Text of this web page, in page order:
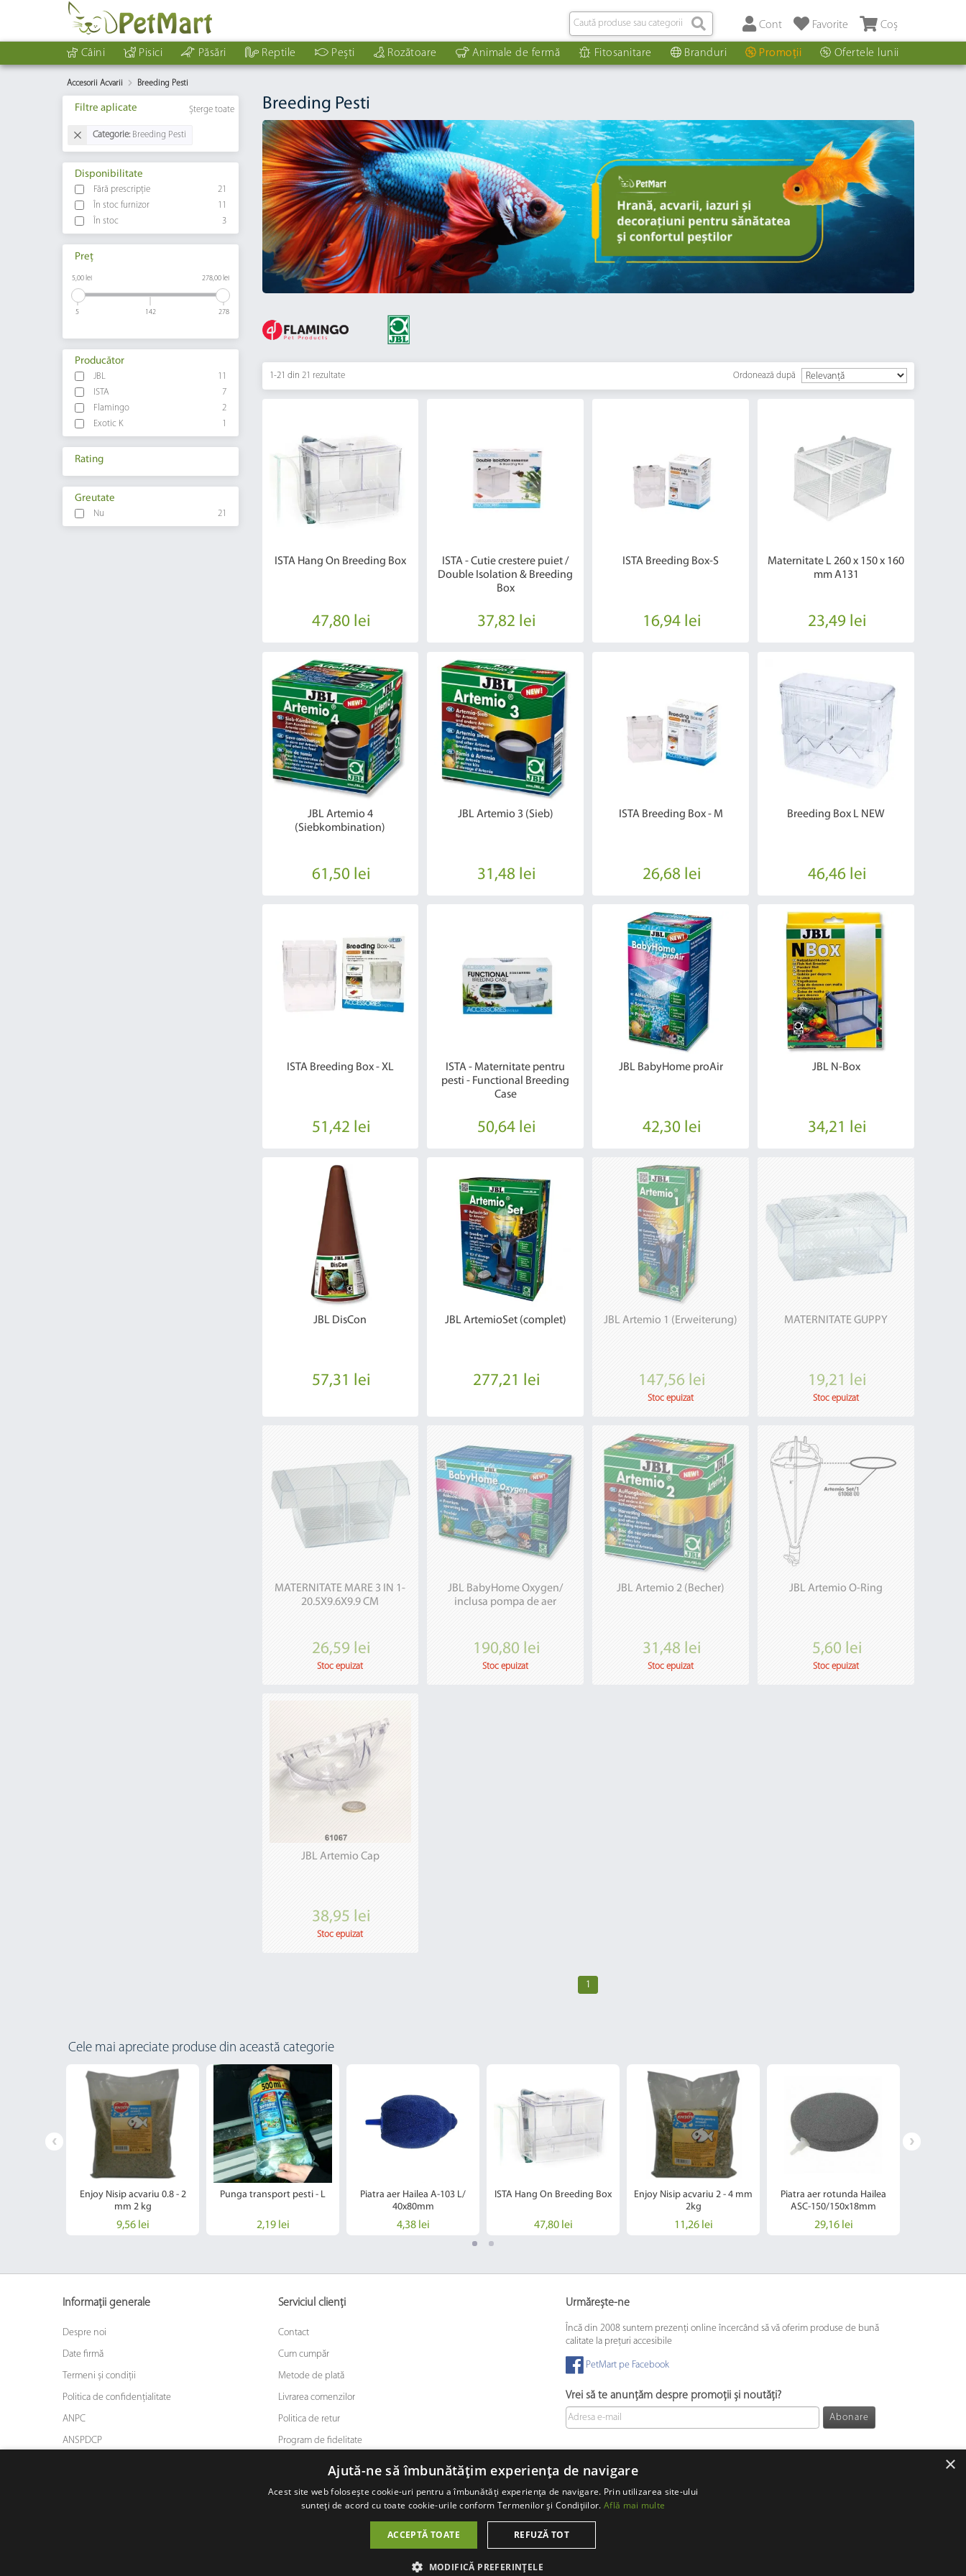
Coș
Favorite
Cont
Câini Pisici Păsări Reptile Pești Rozătoare Animale de fermă Fitosanitare Branduri Promoții Ofertele lunii
Accesorii Acvarii Breeding Pesti
Filtre aplicate Șterge toate
Categorie: Breeding Pesti
Disponibilitate
Fără prescripție
21
În stoc furnizor
11
În stoc
3
Preț
5,00 lei 278,00 lei
5 142 278
Producător
JBL
11
ISTA
7
Flamingo
2
Exotic K
1
Rating
Greutate
Nu 21
Breeding Pesti
1-21 din 21 rezultate Ordonează după
ISTA Hang On Breeding Box
47,80 lei
ISTA - Cutie crestere puiet /
Double Isolation & Breeding
Box
37,82 lei
ISTA Breeding Box-S
16,94 lei
Maternitate L 260 x 150 x 160
mm A131
23,49 lei
JBL Artemio 4
(Siebkombination)
61,50 lei
JBL Artemio 3 (Sieb)
31,48 lei
ISTA Breeding Box - M
26,68 lei
Breeding Box L NEW
46,46 lei
ISTA Breeding Box - XL
51,42 lei
ISTA - Maternitate pentru
pesti - Functional Breeding
Case
50,64 lei
JBL BabyHome proAir
42,30 lei
JBL N-Box
34,21 lei
JBL DisCon
57,31 lei
JBL ArtemioSet (complet)
277,21 lei
JBL Artemio 1 (Erweiterung)
147,56 lei
Stoc epuizat
MATERNITATE GUPPY
19,21 lei
Stoc epuizat
MATERNITATE MARE 3 IN 1-
20.5X9.6X9.9 CM
26,59 lei
Stoc epuizat
JBL BabyHome Oxygen/
inclusa pompa de aer
190,80 lei
Stoc epuizat
JBL Artemio 2 (Becher)
31,48 lei
Stoc epuizat
JBL Artemio O-Ring
5,60 lei
Stoc epuizat
JBL Artemio Cap
38,95 lei
Stoc epuizat
1
Cele mai apreciate produse din această categorie
Enjoy Nisip acvariu 0.8 - 2
mm 2 kg
9,56 lei
Punga transport pesti - L
2,19 lei
Piatra aer Hailea A-103 L/
40x80mm
4,38 lei
ISTA Hang On Breeding Box
47,80 lei
Enjoy Nisip acvariu 2 - 4 mm
2kg
11,26 lei
Piatra aer rotunda Hailea
ASC-150/150x18mm
29,16 lei
Informații generale
Despre noi
Date firmă
Termeni și condiții
Politica de confidențialitate
ANPC
ANSPDCP
Serviciul clienți
Contact
Cum cumpăr
Metode de plată
Livrarea comenzilor
Politica de retur
Program de fidelitate
Urmărește-ne
Încă din 2008 suntem prezenți online încercând să vă oferim produse de bună
calitate la prețuri accesibile
PetMart pe Facebook
Vrei să te anunțăm despre promoții și noutăți?
Abonare
© 2008 - 2026 PetMart Online SRL.0372 905 900
×
Ajută-ne să îmbunătățim experiența de navigare
Acest site web folosește cookie-uri pentru a îmbunătăți experiența de navigare. Prin utilizarea site-ului
sunteți de acord cu toate cookie-urile conform Termenilor și Condițiilor. Află mai multe
ACCEPTĂ TOATE REFUZĂ TOT
MODIFICĂ PREFERINȚELE